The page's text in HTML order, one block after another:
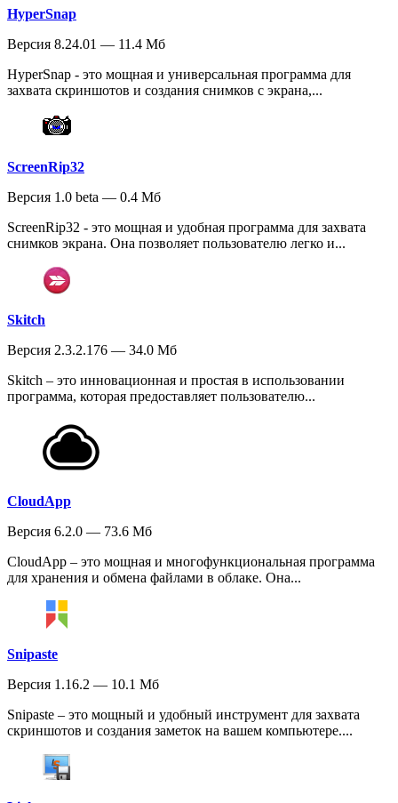
HyperSnap
Версия 8.24.01 — 11.4 Мб
HyperSnap - это мощная и универсальная программа для
захвата скриншотов и создания снимков с экрана,...
ScreenRip32
Версия 1.0 beta — 0.4 Мб
ScreenRip32 - это мощная и удобная программа для захвата
снимков экрана. Она позволяет пользователю легко и...
Skitch
Версия 2.3.2.176 — 34.0 Мб
Skitch – это инновационная и простая в использовании
программа, которая предоставляет пользователю...
CloudApp
Версия 6.2.0 — 73.6 Мб
CloudApp – это мощная и многофункциональная программа
для хранения и обмена файлами в облаке. Она...
Snipaste
Версия 1.16.2 — 10.1 Мб
Snipaste – это мощный и удобный инструмент для захвата
скриншотов и создания заметок на вашем компьютере....